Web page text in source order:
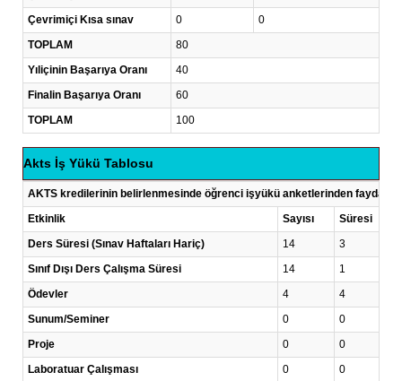
Çevrimiçi Kısa sınav
0
0
TOPLAM
80
Yıliçinin Başarıya Oranı
40
Finalin Başarıya Oranı
60
TOPLAM
100
Akts İş Yükü Tablosu
AKTS kredilerinin belirlenmesinde öğrenci işyükü anketlerinden
Etkinlik
Sayısı Süresi
Ders Süresi (Sınav Haftaları Hariç)
14 3
Sınıf Dışı Ders Çalışma Süresi
14 1
Ödevler
4 4
Sunum/Seminer
0 0
Proje
0 0
Laboratuar Çalışması
0 0